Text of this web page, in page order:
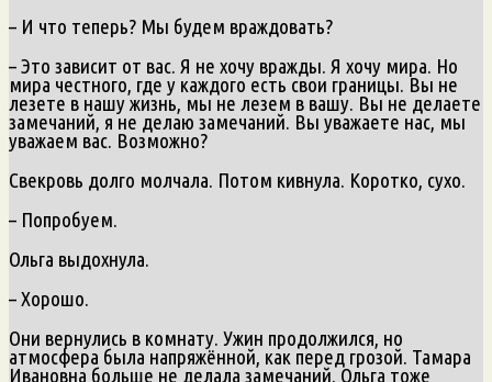
– И что теперь? Мы будем враждовать?
– Это зависит от вас. Я не хочу вражды. Я хочу мира. Но
мира честного, где у каждого есть свои границы. Вы не
лезете в нашу жизнь, мы не лезем в вашу. Вы не делаете
замечаний, я не делаю замечаний. Вы уважаете нас, мы
уважаем вас. Возможно?
Свекровь долго молчала. Потом кивнула. Коротко, сухо.
– Попробуем.
Ольга выдохнула.
– Хорошо.
Они вернулись в комнату. Ужин продолжился, но
атмосфера была напряжённой, как перед грозой. Тамара
Ивановна больше не делала замечаний. Ольга тоже